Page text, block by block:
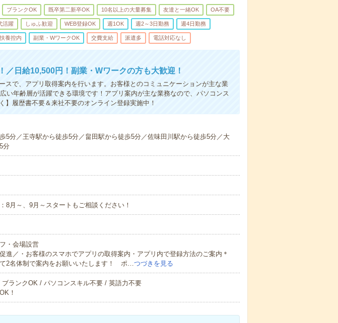
ブランクOK 既卒第二新卒OK 10名以上の大量募集 友達と一緒OK OA不要
活躍 しゅふ歓迎 WEB登録OK 週1OK 週2～3日勤務 週4日勤務
扶養控内 副業・WワークOK 交費支給 派遣多 電話対応なし
／日給10,500円！副業・Wワークの方も大歓迎！
スで、アプリ取得案内を行います。お客様とのコミュニケーションが主な業
い年齢層が活躍できる環境です！アプリ案内が主な業務なので、パソコンス
】履歴書不要＆来社不要のオンライン登録実施中！
5分／王寺駅から徒歩5分／畠田駅から徒歩5分／佐味田川駅から徒歩5分／大
分
月～、9月～スタートもご相談ください！
・会場設営
進／・お客様のスマホでアプリの取得案内・アプリ内で登録方法のご案内＊
2名体制で案内をお願いいたします！ ポ…つづきを見る
ランクOK / パソコンスキル不要 / 英語力不要
！